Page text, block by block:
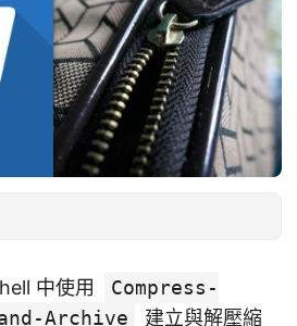
中使用
Compress-
Archive
建立與解壓縮